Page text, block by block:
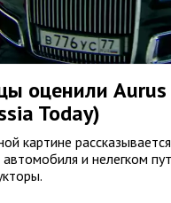
оценили
Today)
картине
и нелегком